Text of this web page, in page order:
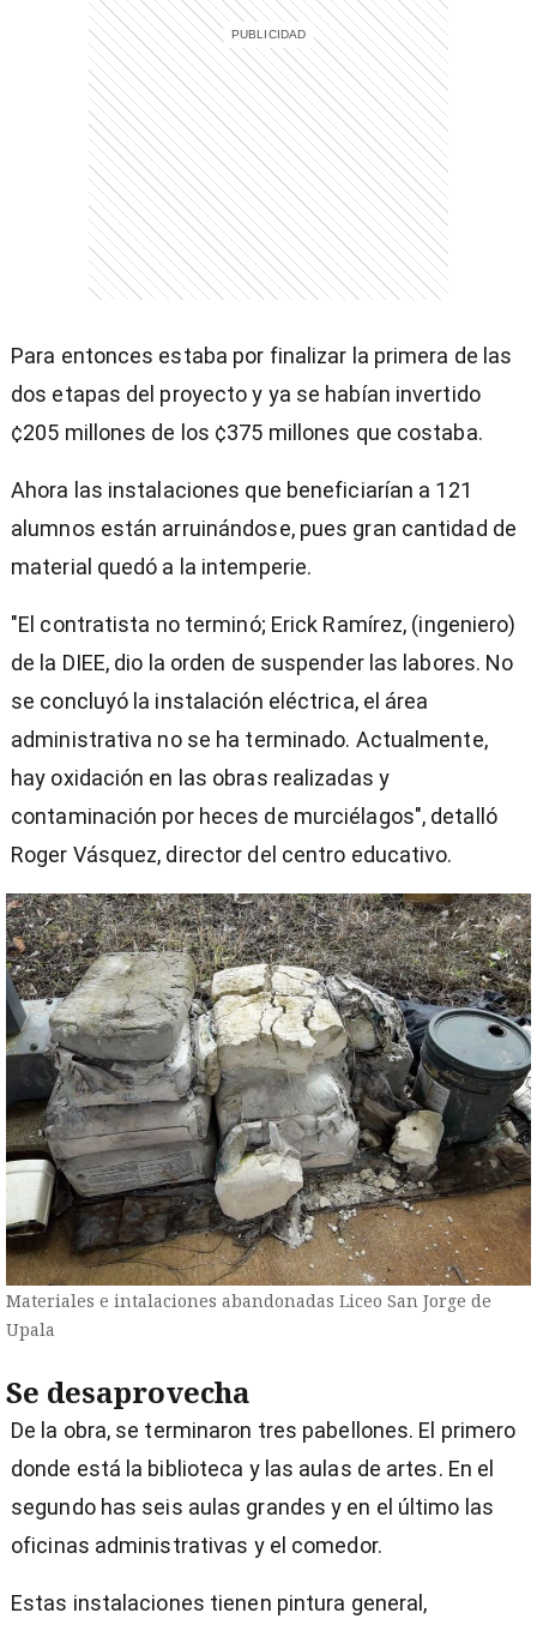
Para entonces estaba por finalizar la primera de las
dos etapas del proyecto y ya se habían invertido
¢205 millones de los ¢375 millones que costaba.
Ahora las instalaciones que beneficiarían a 121
alumnos están arruinándose, pues gran cantidad de
material quedó a la intemperie.
"El contratista no terminó; Erick Ramírez, (ingeniero)
de la DIEE, dio la orden de suspender las labores. No
se concluyó la instalación eléctrica, el área
administrativa no se ha terminado. Actualmente,
hay oxidación en las obras realizadas y
contaminación por heces de murciélagos", detalló
Roger Vásquez, director del centro educativo.
Materiales e intalaciones abandonadas Liceo San Jorge de
Upala
Se desaprovecha
De la obra, se terminaron tres pabellones. El primero
donde está la biblioteca y las aulas de artes. En el
segundo has seis aulas grandes y en el último las
oficinas administrativas y el comedor.
Estas instalaciones tienen pintura general,